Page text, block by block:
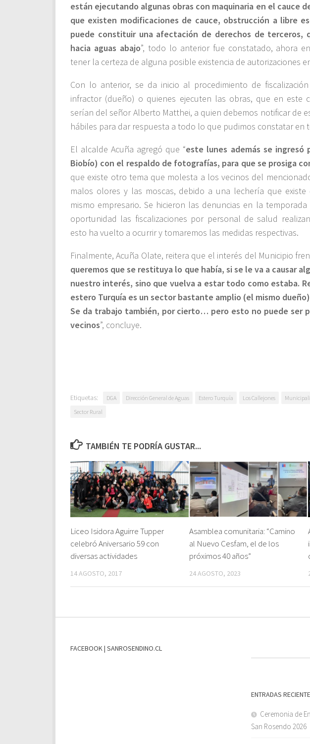
están ejecutando algunas obras con maquinaria en el cauce
que existen modificaciones de cauce, obstrucción a libre
puede constituir una afectación de derechos de terceros,
hacia aguas abajo”, todo lo anterior fue constatado, ahora
tener la certeza de alguna posible existencia de autorizaciones
Con lo anterior, se da inicio al procedimiento de
infractor (dueño) o quienes ejecuten las obras, que en este
serían del señor Alberto Matthei, a quien debemos notificar de
hábiles para dar respuesta a todo lo que pudimos constatar en
El alcalde Acuña agregó que “este lunes además se ingresó
Biobío) con el respaldo de fotografías, para que se prosiga
que existe otro tema que molesta a los vecinos del
malos olores y las moscas, debido a una lechería que
mismo empresario. Se hicieron las denuncias en la
oportunidad las fiscalizaciones por personal de salud
esto ha vuelto a ocurrir y tomaremos las medidas respectivas.
Finalmente, Acuña Olate, reitera que el interés del Municipio
queremos que se restituya lo que había, si se le va a causar
nuestro interés, sino que vuelva a estar todo como estaba.
estero Turquía es un sector bastante amplio (el mismo
Se da trabajo también, por cierto… pero esto no puede ser
vecinos”, concluye.
Etiquetas: DGA Dirección General de Aguas Estero Turquía Los Callejones
Sector Rural
TAMBIÉN TE PODRÍA GUSTAR...
Liceo Isidora Aguirre Tupper
celebró Aniversario 59 con
diversas actividades
14 AGOSTO, 2017
Asamblea comunitaria: “Camino
al Nuevo Cesfam, el de los
próximos 40 años”
24 AGOSTO, 2023
FACEBOOK | SANROSENDINO.CL
ENTRADAS
Ceremonia de
San Rosendo 2026